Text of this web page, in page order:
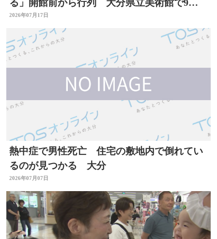
る」開館前から行列 大分県立美術館で9月
23日まで
2026年07月17日
熱中症で男性死亡 住宅の敷地内で倒れてい
るのが見つかる 大分
2026年07月07日